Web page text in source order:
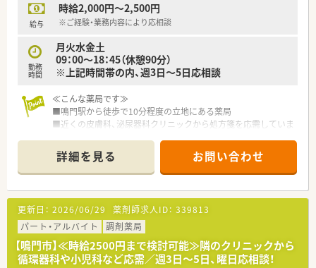
給与
時給2,000円～2,500円
※ご経験・業務内容により応相談
勤務
時間
月火水金土
09：00～18：45（休憩90分）
※上記時間帯の内、週3日～5日応相談
≪こんな薬局です≫
■鳴門駅から徒歩で10分程度の立地にある薬局
■近くの皮膚科、泌尿器科クリニックから処方箋を応需していま
■時期によって枚数は多くなりますが、一本出しもあるため残業
せずにあがれます
≪こんな企業です≫
■徳島県内で店舗展開をしている企業
■代表は女性の方で子育てへの理解や休みの取りやすさが魅力
です
■10年以上のベテラン薬剤師もおり、30～60代までの幅広い方
が活躍しています
詳細を見る お問い合わせ
更新日： 2026/06/29 薬剤師求人ID： 339813
パート・アルバイト
調剤薬局
【鳴門市】≪時給2500円まで検討可能≫隣のクリニックから
循環器科や小児科など応需／週3日～5日、曜日応相談！